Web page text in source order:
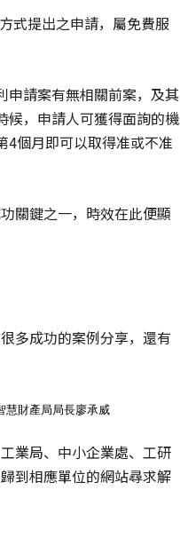
式提出之申請，屬免費服
申請案有無相關前案，及其
候，申請人可獲得面詢的機
4個月即可以取得准或不准
關鍵之一，時效在此便顯
多成功的案例分享，還有
慧財產局局長廖承威
業局、中小企業處、工研
到相應單位的網站尋求解